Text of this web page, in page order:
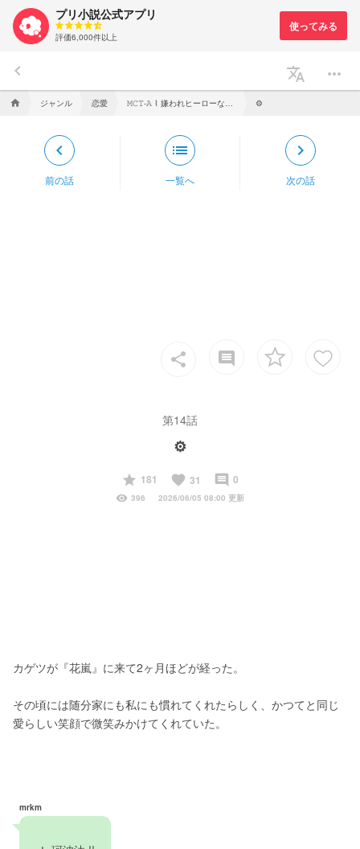
プリ小説公式アプリ
評価6,000件以上
keyboard_arrow_left translate more_horiz
home ジャンル 恋愛 ⚙️
keyboard_arrow_left
前の話
list
一覧へ
keyboard_arrow_right
次の話
share insert_comment
第14話
⚙️
start
181 favorite 31 insert_comment 0
visibility 396 2026/06/05 08:00 更新
カゲツが『花嵐』に来て2ヶ月ほどが経った。
その頃には随分家にも私にも慣れてくれたらしく、かつてと同じ
愛らしい笑顔で微笑みかけてくれていた。
mrkm